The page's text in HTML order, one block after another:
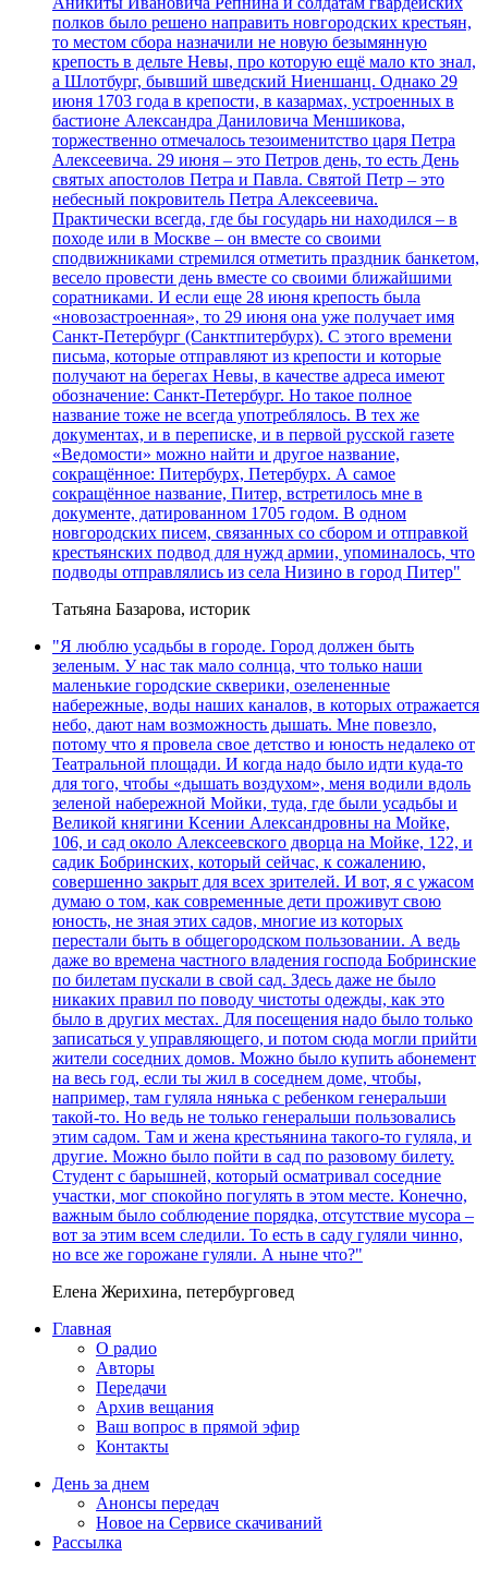
полков было решено направить новгородских крестьян,
то местом сбора назначили не новую безымянную
крепость в дельте Невы, про которую ещё мало кто знал,
а Шлотбург, бывший шведский Ниеншанц. Однако 29
июня 1703 года в крепости, в казармах, устроенных в
бастионе Александра Даниловича Меншикова,
торжественно отмечалось тезоименитство царя Петра
Алексеевича. 29 июня – это Петров день, то есть День
святых апостолов Петра и Павла. Святой Петр – это
небесный покровитель Петра Алексеевича.
Практически всегда, где бы государь ни находился – в
походе или в Москве – он вместе со своими
сподвижниками стремился отметить праздник банкетом,
весело провести день вместе со своими ближайшими
соратниками. И если еще 28 июня крепость была
«новозастроенная», то 29 июня она уже получает имя
Санкт-Петербург (Санктпитербурх). С этого времени
письма, которые отправляют из крепости и которые
получают на берегах Невы, в качестве адреса имеют
обозначение: Санкт-Петербург. Но такое полное
название тоже не всегда употреблялось. В тех же
документах, и в переписке, и в первой русской газете
«Ведомости» можно найти и другое название,
сокращённое: Питербурх, Петербурх. А самое
сокращённое название, Питер, встретилось мне в
документе, датированном 1705 годом. В одном
новгородских писем, связанных со сбором и отправкой
крестьянских подвод для нужд армии, упоминалось, что
подводы отправлялись из села Низино в город Питер"
Татьяна Базарова, историк
"Я люблю усадьбы в городе. Город должен быть
зеленым. У нас так мало солнца, что только наши
маленькие городские скверики, озелененные
набережные, воды наших каналов, в которых отражается
небо, дают нам возможность дышать. Мне повезло,
потому что я провела свое детство и юность недалеко от
Театральной площади. И когда надо было идти куда-то
для того, чтобы «дышать воздухом», меня водили вдоль
зеленой набережной Мойки, туда, где были усадьбы и
Великой княгини Ксении Александровны на Мойке,
106, и сад около Алексеевского дворца на Мойке, 122, и
садик Бобринских, который сейчас, к сожалению,
совершенно закрыт для всех зрителей. И вот, я с ужасом
думаю о том, как современные дети проживут свою
юность, не зная этих садов, многие из которых
перестали быть в общегородском пользовании. А ведь
даже во времена частного владения господа Бобринские
по билетам пускали в свой сад. Здесь даже не было
никаких правил по поводу чистоты одежды, как это
было в других местах. Для посещения надо было только
записаться у управляющего, и потом сюда могли прийти
жители соседних домов. Можно было купить абонемент
на весь год, если ты жил в соседнем доме, чтобы,
например, там гуляла нянька с ребенком генеральши
такой-то. Но ведь не только генеральши пользовались
этим садом. Там и жена крестьянина такого-то гуляла, и
другие. Можно было пойти в сад по разовому билету.
Студент с барышней, который осматривал соседние
участки, мог спокойно погулять в этом месте. Конечно,
важным было соблюдение порядка, отсутствие мусора –
вот за этим всем следили. То есть в саду гуляли чинно,
но все же горожане гуляли. А ныне что?"
Елена Жерихина, петербурговед
Главная
О радио
Авторы
Передачи
Архив вещания
Ваш вопрос в прямой эфир
Контакты
День за днем
Анонсы передач
Новое на Сервисе скачиваний
Рассылка